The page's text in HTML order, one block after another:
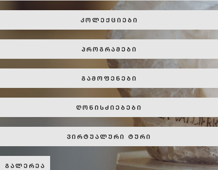
კოლექციები
პროგრამები
გამოფენები
ღონისძიებები
ვირტუალური ტური
გალერეა